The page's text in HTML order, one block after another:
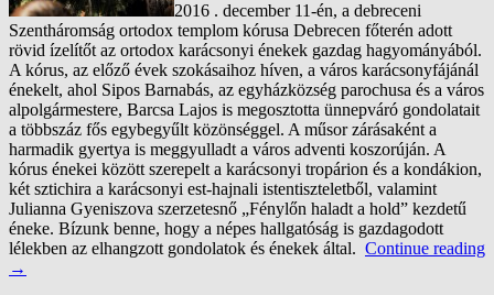
2016 . december 11-én, a debreceni
Szentháromság ortodox templom kórusa Debrecen főterén adott
rövid ízelítőt az ortodox karácsonyi énekek gazdag hagyományából.
A kórus, az előző évek szokásaihoz híven, a város karácsonyfájánál
énekelt, ahol Sipos Barnabás, az egyházközség parochusa és a város
alpolgármestere, Barcsa Lajos is megosztotta ünnepváró gondolatait
a többszáz fős egybegyűlt közönséggel. A műsor zárásaként a
harmadik gyertya is meggyulladt a város adventi koszorúján. A
kórus énekei között szerepelt a karácsonyi tropárion és a kondákion,
két sztichira a karácsonyi est-hajnali istentiszteletből, valamint
Julianna Gyeniszova szerzetesnő „Fénylőn haladt a hold” kezdetű
éneke. Bízunk benne, hogy a népes hallgatóság is gazdagodott
lélekben az elhangzott gondolatok és énekek által. Continue reading
→